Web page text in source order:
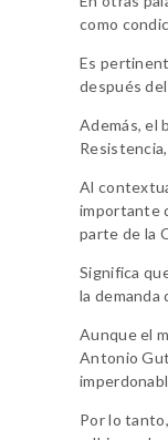
como
Es
después
Además, el
Al
importante
parte de la
Significa
la demanda
Aunque el
Antonio
Por lo